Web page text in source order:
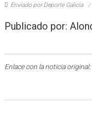
Enviado por:Deporte Galicia
Publicado por:
Enlace con la noticia original: